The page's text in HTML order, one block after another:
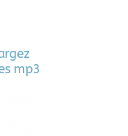
mp3